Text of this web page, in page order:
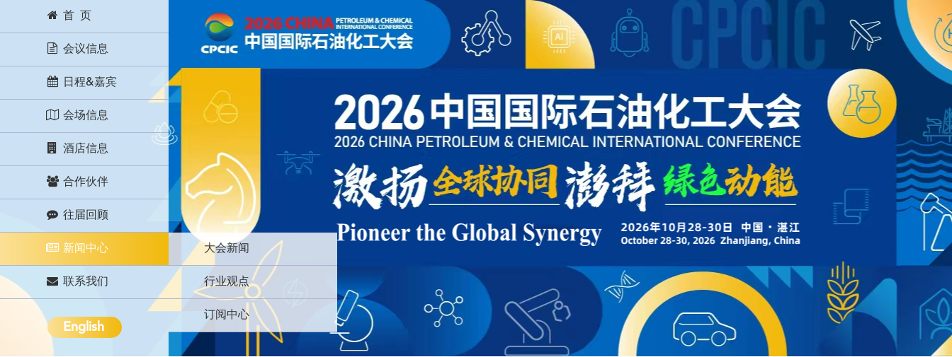
首 页
会议信息
日程&嘉宾
会场信息
酒店信息
合作伙伴
往届回顾
新闻中心 大会新闻
行业观点
订阅中心
联系我们
English